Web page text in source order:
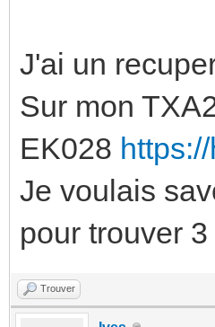
J'ai un
Sur mon
EK028
Je voulais
pour trouver
Trouver